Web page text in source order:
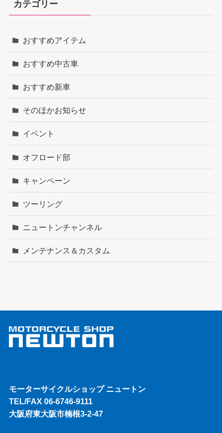
カテゴリー
おすすめアイテム
おすすめ中古車
おすすめ新車
そのほかお知らせ
イベント
オフロード部
キャンペーン
ツーリング
ニュートンチャンネル
メンテナンス＆カスタム
モーターサイクルショップ ニュートン
TEL/FAX 06-6746-9111
大阪府東大阪市楠根3-2-47